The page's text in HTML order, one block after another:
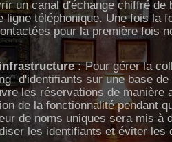
un canal d'échange chiffré de
ligne téléphonique. Une fois la
pour la première fois
:Pour gérer la
d'identifiants sur une base
les réservations de manière
de la fonctionnalité pendant
de noms uniques sera mis à
les identifiants et éviter les